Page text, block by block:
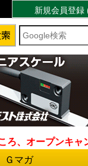
新規会員登録
ろ、オープンキ
Ｇマガ